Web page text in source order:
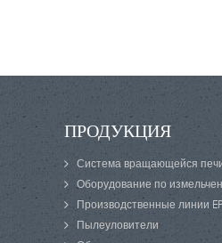
ПРОДУКЦИЯ
Система вращающейся
Оборудование по
Производственные линии
Пылеуловители